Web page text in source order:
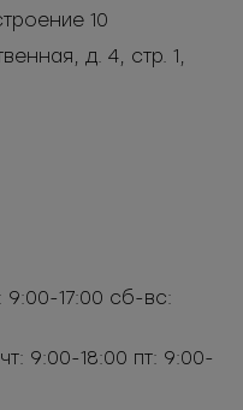
10
д. 4, стр. 1,
9:00-17:00 сб-вс:
9:00-18:00 пт: 9:00-